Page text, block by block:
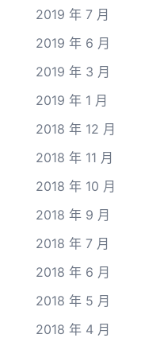
2019 年 7 月
2019 年 6 月
2019 年 3 月
2019 年 1 月
2018 年 12 月
2018 年 11 月
2018 年 10 月
2018 年 9 月
2018 年 7 月
2018 年 6 月
2018 年 5 月
2018 年 4 月